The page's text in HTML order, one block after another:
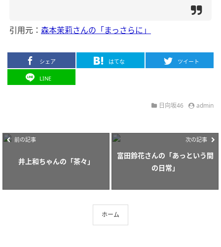
引用元： 森本茉莉さんの「まっさらに」
シェア はてな ツイート
LINE
日向坂46 admin
前の記事
井上和ちゃんの「茶々」
次の記事
富田鈴花さんの「あっという間
の日常」
ホーム